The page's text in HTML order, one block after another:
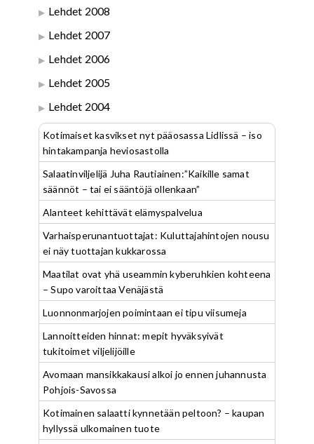
Lehdet 2008
Lehdet 2007
Lehdet 2006
Lehdet 2005
Lehdet 2004
Kotimaiset kasvikset nyt pääosassa Lidlissä – iso
hintakampanja heviosastolla
Salaatinviljelijä Juha Rautiainen:”Kaikille samat
säännöt – tai ei sääntöjä ollenkaan”
Alanteet kehittävät elämyspalvelua
Varhaisperunantuottajat: Kuluttajahintojen nousu
ei näy tuottajan kukkarossa
Maatilat ovat yhä useammin kyberuhkien kohteena
– Supo varoittaa Venäjästä
Luonnonmarjojen poimintaan ei tipu viisumeja
Lannoitteiden hinnat: mepit hyväksyivät
tukitoimet viljelijöille
Avomaan mansikkakausi alkoi jo ennen juhannusta
Pohjois-Savossa
Kotimainen salaatti kynnetään peltoon? – kaupan
hyllyssä ulkomainen tuote